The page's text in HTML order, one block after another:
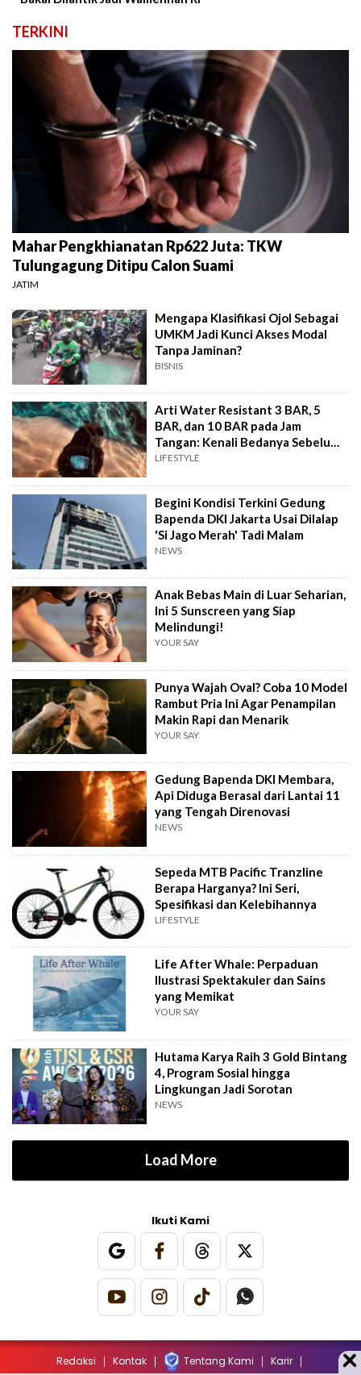
TERKINI
Mahar Pengkhianatan Rp622 Juta: TKW
Tulungagung Ditipu Calon Suami
JATIM
Mengapa Klasifikasi Ojol Sebagai
UMKM Jadi Kunci Akses Modal
Tanpa Jaminan?
BISNIS
Arti Water Resistant 3 BAR, 5
BAR, dan 10 BAR pada Jam
Tangan: Kenali Bedanya Sebelum
Beli
LIFESTYLE
Begini Kondisi Terkini Gedung
Bapenda DKI Jakarta Usai Dilalap
'Si Jago Merah' Tadi Malam
NEWS
Anak Bebas Main di Luar Seharian,
Ini 5 Sunscreen yang Siap
Melindungi!
YOUR SAY
Punya Wajah Oval? Coba 10 Model
Rambut Pria Ini Agar Penampilan
Makin Rapi dan Menarik
YOUR SAY
Gedung Bapenda DKI Membara,
Api Diduga Berasal dari Lantai 11
yang Tengah Direnovasi
NEWS
Sepeda MTB Pacific Tranzline
Berapa Harganya? Ini Seri,
Spesifikasi dan Kelebihannya
LIFESTYLE
Life After Whale: Perpaduan
Ilustrasi Spektakuler dan Sains
yang Memikat
YOUR SAY
Hutama Karya Raih 3 Gold Bintang
4, Program Sosial hingga
Lingkungan Jadi Sorotan
NEWS
Load More
Ikuti Kami
Redaksi Kontak Tentang Kami Karir